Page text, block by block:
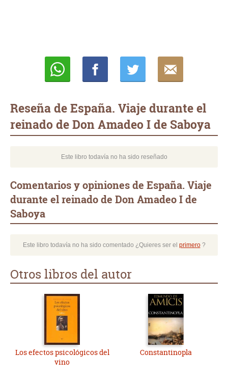
Reseña de España. Viaje durante el
reinado de Don Amadeo I de Saboya
Este libro todavía no ha sido reseñado
Comentarios y opiniones de España. Viaje
durante el reinado de Don Amadeo I de
Saboya
Este libro todavía no ha sido comentado ¿Quieres ser el primero?
Otros libros del autor
Los efectos psicológicos del
vino
Constantinopla